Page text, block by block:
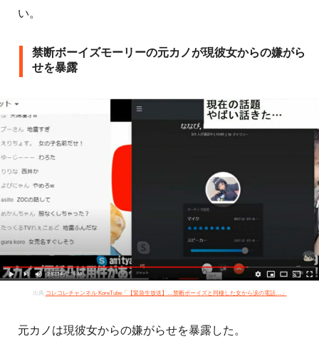
い。
禁断ボーイズモーリーの元カノが現彼女からの嫌がら
せを暴露
出典 コレコレチャンネル KoreTube「【緊急生放送】…禁断ボーイズと同棲した女から涙の電話…」
元カノは現彼女からの嫌がらせを暴露した。